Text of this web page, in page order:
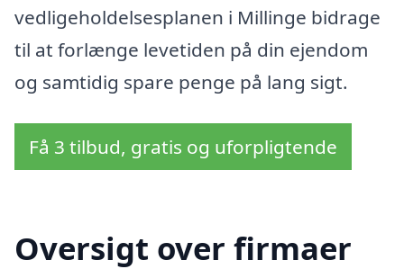
vedligeholdelsesplanen i Millinge bidrage
til at forlænge levetiden på din ejendom
og samtidig spare penge på lang sigt.
Få 3 tilbud, gratis og uforpligtende
Oversigt over firmaer